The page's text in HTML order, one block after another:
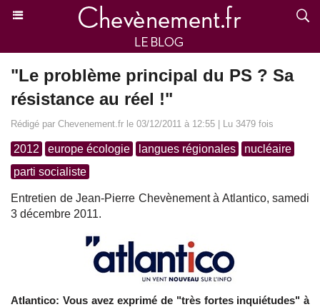
"Le problème principal du PS ? Sa
résistance au réel !"
Rédigé par Chevenement.fr le 03/12/2011 à 12:55 | Lu 3479 fois
2012 europe écologie langues régionales
nucléaire
parti socialiste
Entretien de Jean-Pierre Chevènement à Atlantico, samedi
3 décembre 2011.
Atlantico: Vous avez exprimé de "très fortes inquiétudes" à